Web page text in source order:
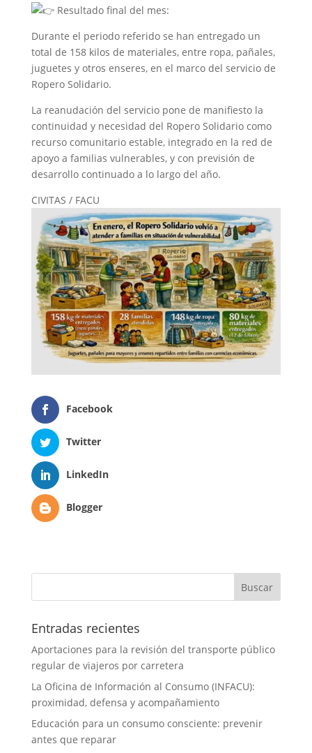
Resultado final del mes:
Durante el periodo referido se han entregado un
total de 158 kilos de materiales, entre ropa, pañales,
juguetes y otros enseres, en el marco del servicio de
Ropero Solidario.
La reanudación del servicio pone de manifiesto la
continuidad y necesidad del Ropero Solidario como
recurso comunitario estable, integrado en la red de
apoyo a familias vulnerables, y con previsión de
desarrollo continuado a lo largo del año.
CIVITAS / FACU
Facebook
Twitter
LinkedIn
Blogger
Entradas recientes
Aportaciones para la revisión del transporte público
regular de viajeros por carretera
La Oficina de Información al Consumo (INFACU):
proximidad, defensa y acompañamiento
Educación para un consumo consciente: prevenir
antes que reparar